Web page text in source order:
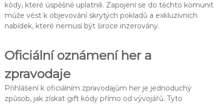
kódy, které úspěšně uplatnili. Zapojení se do těchto komunit
může vést k objevování skrytých pokladů a exkluzivních
nabídek, které nemusí být široce inzerovány.
Oficiální oznámení her a
zpravodaje
Přihlášení k oficiálním zpravodajům her je jednoduchý
způsob, jak získat gift kódy přímo od vývojářů. Tyto